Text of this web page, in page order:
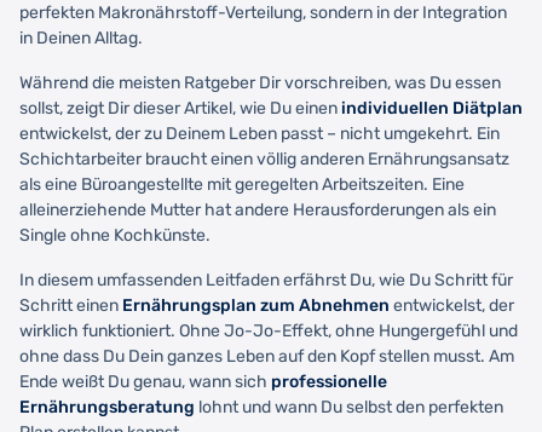
perfekten Makronährstoff-Verteilung, sondern in der Integration
in Deinen Alltag.
Während die meisten Ratgeber Dir vorschreiben, was Du essen
sollst, zeigt Dir dieser Artikel, wie Du einenindividuellen Diätplan
entwickelst, der zu Deinem Leben passt – nicht umgekehrt. Ein
Schichtarbeiter braucht einen völlig anderen Ernährungsansatz
als eine Büroangestellte mit geregelten Arbeitszeiten. Eine
alleinerziehende Mutter hat andere Herausforderungen als ein
Single ohne Kochkünste.
In diesem umfassenden Leitfaden erfährst Du, wie Du Schritt für
Schritt einen Ernährungsplan zum Abnehmen entwickelst, der
wirklich funktioniert. Ohne Jo-Jo-Effekt, ohne Hungergefühl und
ohne dass Du Dein ganzes Leben auf den Kopf stellen musst. Am
Ende weißt Du genau, wann sich professionelle
Ernährungsberatung lohnt und wann Du selbst den perfekten